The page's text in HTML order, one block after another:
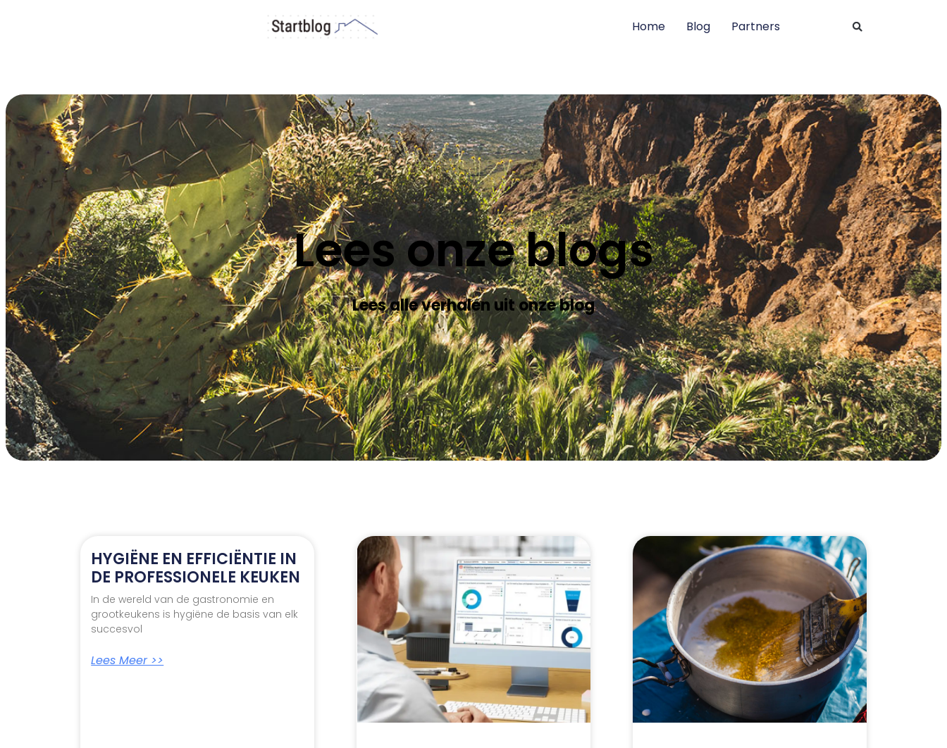
Home Blog Partners
Lees onze blogs
Lees alle verhalen uit onze blog
HYGIËNE EN EFFICIËNTIE IN
DE PROFESSIONELE KEUKEN
In de wereld van de gastronomie en
grootkeukens is hygiëne de basis van elk
succesvol
Lees Meer >>